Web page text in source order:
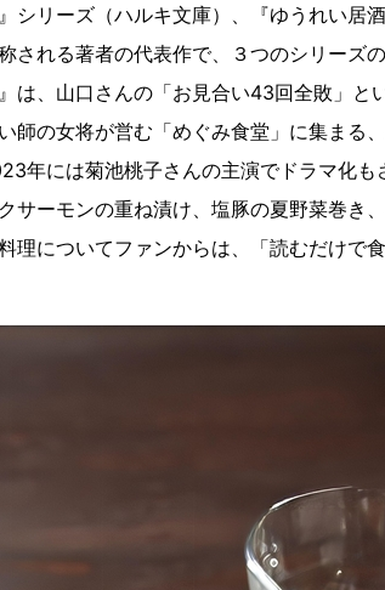
シリーズ（ハルキ文庫）、『ゆうれい居
される著者の代表作で、３つのシリーズ
は、山口さんの「お見合い43回全敗」と
師の女将が営む「めぐみ食堂」に集まる
年には菊池桃子さんの主演でドラマ化も
サーモンの重ね漬け、塩豚の夏野菜巻き
理についてファンからは、「読むだけで